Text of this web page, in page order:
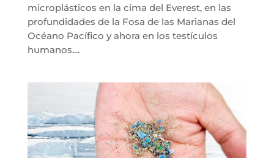
microplásticos en la cima del Everest, en las
profundidades de la Fosa de las Marianas del
Océano Pacífico y ahora en los testículos
humanos....